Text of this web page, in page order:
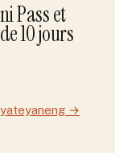
Pass et
10jours
→